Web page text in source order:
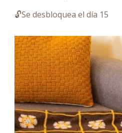
🔓Se desbloquea el día 15